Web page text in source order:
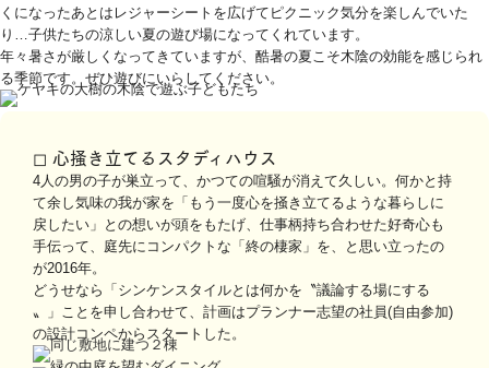
くになったあとはレジャーシートを広げてピクニック気分を楽しんでいた
り…子供たちの涼しい夏の遊び場になってくれています。
年々暑さが厳しくなってきていますが、酷暑の夏こそ木陰の効能を感じられ
る季節です。ぜひ遊びにいらしてください。
◻︎ 心掻き立てるスタディハウス
4人の男の子が巣立って、かつての喧騒が消えて久しい。何かと持
て余し気味の我が家を「もう一度心を掻き立てるような暮らしに
戻したい」との想いが頭をもたげ、仕事柄持ち合わせた好奇心も
手伝って、庭先にコンパクトな「終の棲家」を、と思い立ったの
が2016年。
どうせなら「シンケンスタイルとは何かを〝議論する場にする
〟」ことを申し合わせて、計画はプランナー志望の社員(自由参加)
の設計コンペからスタートした。